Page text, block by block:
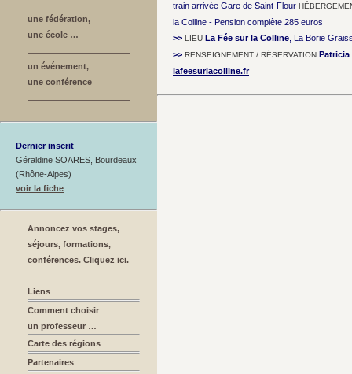
une fédération,
une école …
un événement,
une conférence
Dernier inscrit
Géraldine SOARES, Bourdeaux
(Rhône-Alpes)
voir la fiche
Annoncez vos stages,
séjours, formations,
conférences. Cliquez ici.
Liens
Comment choisir
un professeur …
Carte des régions
Partenaires
train arrivée Gare de Saint-Flour
la Colline - Pension complète 285 euros
>> LIEU La Fée sur la Colline , La Borie
>> RENSEIGNEMENT / RÉSERVATION Patricia
lafeesurlacolline.fr